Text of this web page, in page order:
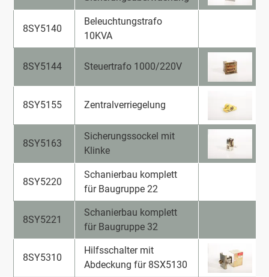
8SY5140
Beleuchtungstrafo
10KVA
8SY5144 Steuertrafo 1000/220V
8SY5155 Zentralverriegelung
8SY5163
Sicherungssockel mit
Klinke
8SY5220
Schanierbau komplett
für Baugruppe 22
8SY5221
Schanierbau komplett
für Baugruppe 32
8SY5310
Hilfsschalter mit
Abdeckung für 8SX5130